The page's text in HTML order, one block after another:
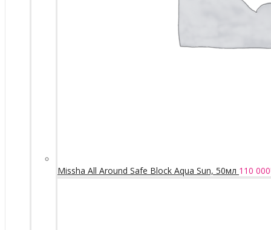
Missha All Around Safe Block Aqua Sun, 50мл 110 000